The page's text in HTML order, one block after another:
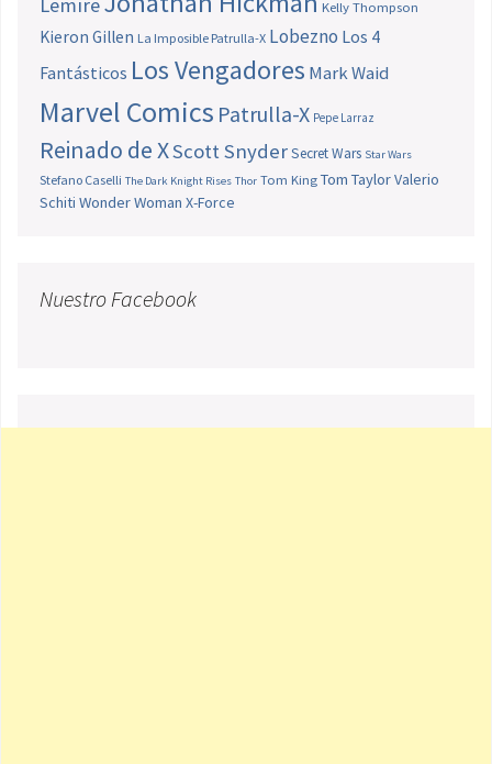
Kelly Thompson
Kieron Gillen La Imposible Patrulla-X Lobezno Los 4
Fantásticos Los Vengadores Mark Waid
Marvel Comics Patrulla-X Pepe Larraz
Reinado de XScott SnyderSecret Wars Star Wars
Stefano Caselli The Dark Knight Rises Thor Tom King Tom TaylorValerio
Schiti Wonder Woman X-Force
Nuestro Facebook